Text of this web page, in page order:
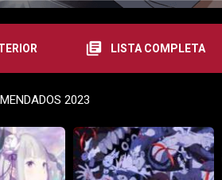
library_books LISTA COMPLETA
2023